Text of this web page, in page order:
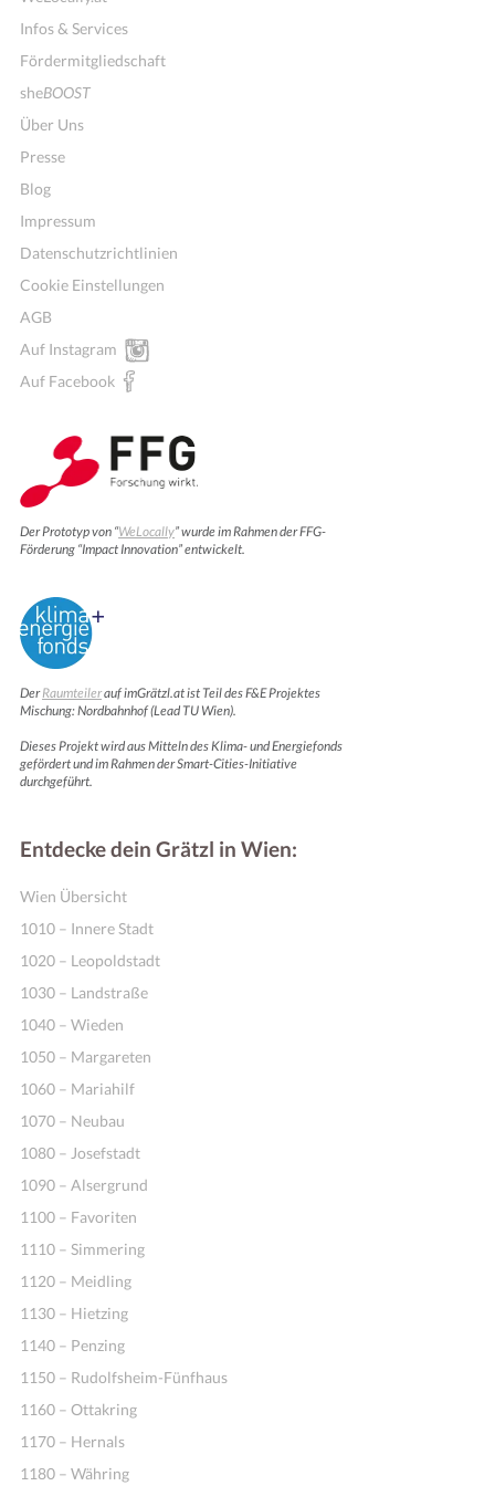
Online Shops
Infos & Services
Fördermitgliedschaft
sheBOOST
Über Uns
Presse
Blog
Impressum
Datenschutzrichtlinien
Cookie Einstellungen
AGB
Auf Instagram
Auf Facebook
Der Prototyp von “WeLocally” wurde im Rahmen der FFG-
Förderung “Impact Innovation” entwickelt.
DerRaumteilerauf imGrätzl.at ist Teil des F&E Projektes
Mischung: Nordbahnhof (Lead TU Wien).
Dieses Projekt wird aus Mitteln des Klima- und Energiefonds
gefördert und im Rahmen der Smart-Cities-Initiative
durchgeführt.
Entdecke dein Grätzl in Wien:
Wien Übersicht
1010 – Innere Stadt
1020 – Leopoldstadt
1030 – Landstraße
1040 – Wieden
1050 – Margareten
1060 – Mariahilf
1070 – Neubau
1080 – Josefstadt
1090 – Alsergrund
1100 – Favoriten
1110 – Simmering
1120 – Meidling
1130 – Hietzing
1140 – Penzing
1150 – Rudolfsheim-Fünfhaus
1160 – Ottakring
1170 – Hernals
1180 – Währing